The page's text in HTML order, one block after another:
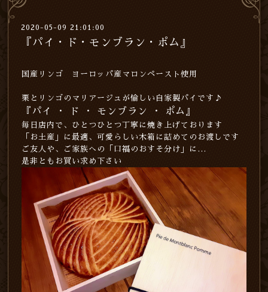
2020-05-09 21:01:00
『パイ・ド・モンブラン・ポム』
国産リンゴ ヨーロッパ産マロンペースト使用
栗とリンゴのマリアージュが愉しい自家製パイです♪
『パイ ・ ド ・ モンブラン ・ ポム』
毎日店内で、ひとつひとつ丁寧に焼き上げております
「お土産」に最適、可愛らしい木箱に詰めてのお渡しです
ご友人や、ご家族への「口福のおすそ分け」に…
是非ともお買い求め下さい